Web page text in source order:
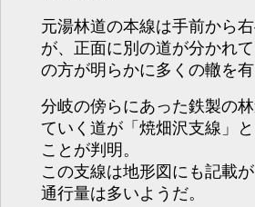
元湯林道の本線は手前から
が、正面に別の道が分かれ
の方が明らかに多くの轍を有
分岐の傍らにあった鉄製の
ていく道が「焼畑沢支線」
ことが判明。
この支線は地形図にも記載
通行量は多いようだ。